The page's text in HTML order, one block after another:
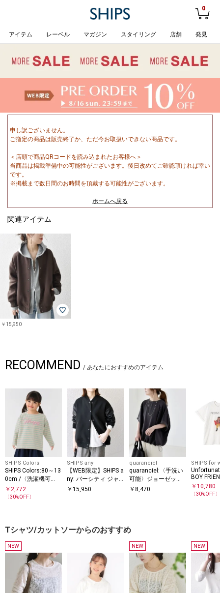
0
アイテム レーベル マガジン スタイリング 店舗 発見
申し訳ございません。
ご指定の商品は販売終了か、ただ今お取扱いできない商品です。
＜店頭で商品QRコードを読み込まれたお客様へ＞
当商品は掲載準備中の可能性がございます。後日改めてご確認頂ければ幸い
です。
※掲載まで数日間のお時間を頂戴する可能性がございます。
ホームへ戻る
関連アイテム
￥15,950
RECOMMEND / あなたにおすすめのアイテム
SHIPS Colors
SHIPS Colors:80～13
0cm /〈洗濯機可
能〉ボーダー ロゴ 刺
繍 ロンT
￥ 2,772
〔30%OFF〕
SHIPS any
【WEB限定】SHIPS a
ny: バーシティ ジャ
ケット 25AW
￥15,950
quaranciel
quaranciel:〈手洗い
可能〉ジョーゼット
ハーフスリーブ ドロ
￥ 8,470
SHIPS for
BOY
￥10,780
〔30%OFF〕
Tシャツ/カットソーからのおすすめ
NEW NEW NEW